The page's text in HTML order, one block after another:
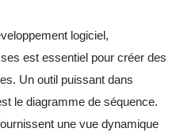
logiciel,
est essentiel pour créer des
Un outil puissant dans
le diagramme de séquence.
une vue dynamique